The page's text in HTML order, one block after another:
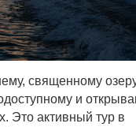
священному
и
Это активный тур в